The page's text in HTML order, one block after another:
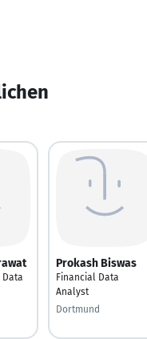
Prokash Biswas
Financial Data
Analyst
Dortmund